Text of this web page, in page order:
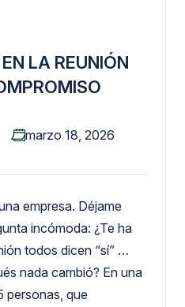
LA REUNIÓN
marzo 18, 2026
empresa. Déjame
incómoda: ¿Te ha
todos dicen “sí” …
nada cambió? En una
personas, que